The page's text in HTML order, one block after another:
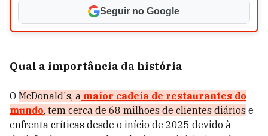
Seguir no Google
Qual a importância da história
O McDonald's, a maior cadeia de restaurantes do
mundo, tem cerca de 68 milhões de clientes diários e
enfrenta críticas desde o início de 2025 devido à